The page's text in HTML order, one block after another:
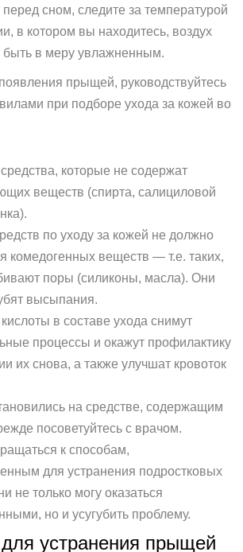
сном, следите за температурой
в котором вы находитесь, воздух
в меру увлажненным.
прыщей, руководствуйтесь
при подборе ухода за кожей во
которые не содержат
веществ (спирта, салициловой
по уходу за кожей не должно
комедогенных веществ — т.е. таких,
поры (силиконы, масла). Они
высыпания.
в составе ухода снимут
процессы и окажут профилактику
их снова, а также улучшат кровоток
на средстве, содержащим
посоветуйтесь с врачом.
к способам,
для устранения подростковых
не только могу оказаться
но и усугубить проблему.
устранения прыщей